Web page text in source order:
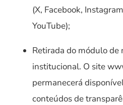
(X, Facebook,
YouTube);
Retirada do módulo de
institucional. O site
permanecerá
conteúdos de